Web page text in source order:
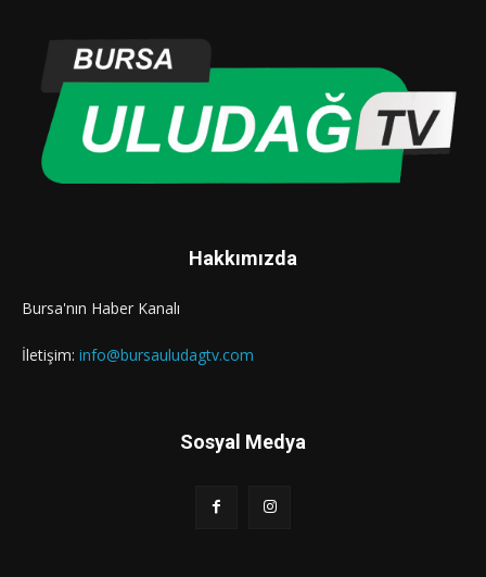
Hakkımızda
Bursa'nın Haber Kanalı
İletişim: info@bursauludagtv.com
Sosyal Medya